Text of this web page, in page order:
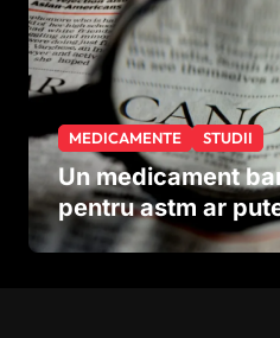
MEDICAMENTE STUDII
Un medicament
pentru astm ar
în lupta împotriva